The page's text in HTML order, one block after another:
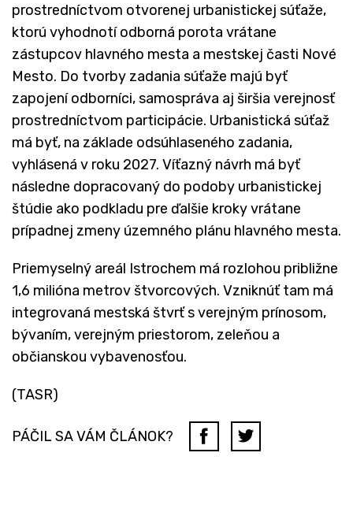
prostredníctvom otvorenej urbanistickej súťaže,
ktorú vyhodnotí odborná porota vrátane
zástupcov hlavného mesta a mestskej časti Nové
Mesto. Do tvorby zadania súťaže majú byť
zapojení odborníci, samospráva aj širšia verejnosť
prostredníctvom participácie. Urbanistická súťaž
má byť, na základe odsúhlaseného zadania,
vyhlásená v roku 2027. Víťazný návrh má byť
následne dopracovaný do podoby urbanistickej
štúdie ako podkladu pre ďalšie kroky vrátane
prípadnej zmeny územného plánu hlavného mesta.
Priemyselný areál Istrochem má rozlohou približne
1,6 milióna metrov štvorcových. Vzniknúť tam má
integrovaná mestská štvrť s verejným prínosom,
bývaním, verejným priestorom, zeleňou a
občianskou vybavenosťou.
(TASR)
PÁČIL SA VÁM ČLÁNOK?